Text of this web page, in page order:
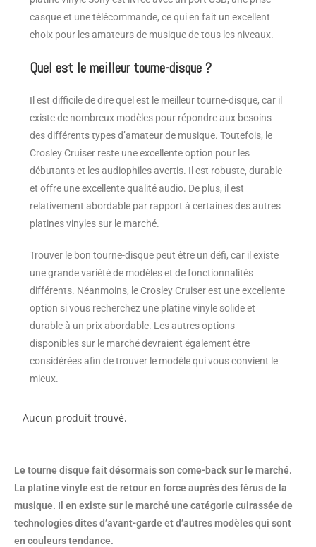
casque et une télécommande, ce qui en fait un excellent
choix pour les amateurs de musique de tous les niveaux.
Quel est le meilleur tourne-disque ?
Il est difficile de dire quel est le meilleur tourne-disque, car il
existe de nombreux modèles pour répondre aux besoins
des différents types d’amateur de musique. Toutefois, le
Crosley Cruiser reste une excellente option pour les
débutants et les audiophiles avertis. Il est robuste, durable
et offre une excellente qualité audio. De plus, il est
relativement abordable par rapport à certaines des autres
platines vinyles sur le marché.
Trouver le bon tourne-disque peut être un défi, car il existe
une grande variété de modèles et de fonctionnalités
différents. Néanmoins, le Crosley Cruiser est une excellente
option si vous recherchez une platine vinyle solide et
durable à un prix abordable. Les autres options
disponibles sur le marché devraient également être
considérées afin de trouver le modèle qui vous convient le
mieux.
Aucun produit trouvé.
Le tourne disque fait désormais son come-back sur le marché.
La platine vinyle est de retour en force auprès des férus de la
musique. Il en existe sur le marché une catégorie cuirassée de
technologies dites d’avant-garde et d’autres modèles qui sont
en couleurs tendance.